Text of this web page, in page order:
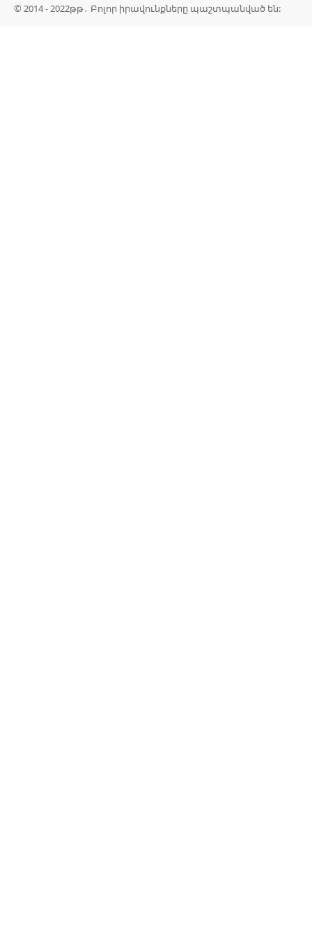
© 2014 - 2022թթ․ Բոլոր իրավունքները պաշտպանված են: